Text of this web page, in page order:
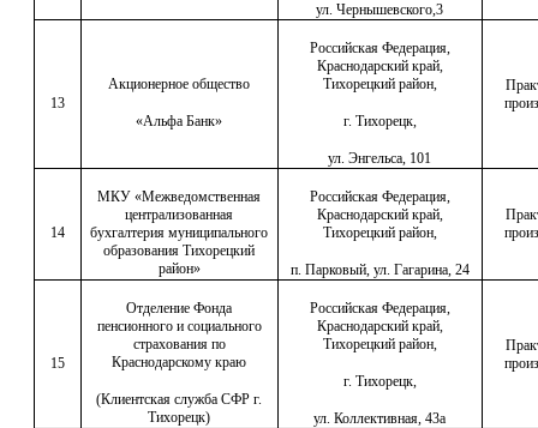
ул. Чернышевского,3
13
Акционерное общество
«Альфа Банк»
Российская Федерация,
Краснодарский край,
Тихорецкий район,
г. Тихорецк,
ул. Энгельса, 101
14
МКУ «Межведомственная
централизованная
бухгалтерия муниципального
образования Тихорецкий
район»
Российская Федерация,
Краснодарский край,
Тихорецкий район,
п. Парковый, ул. Гагарина, 24
15
Отделение Фонда
пенсионного и социального
страхования по
Краснодарскому краю
(Клиентская служба СФР г.
Тихорецк)
Российская Федерация,
Краснодарский край,
Тихорецкий район,
г. Тихорецк,
ул. Коллективная, 43а